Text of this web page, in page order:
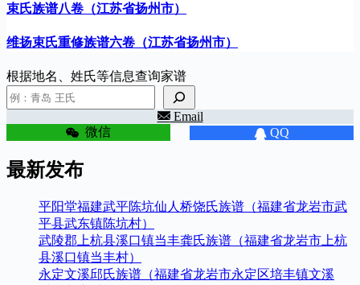
束氏族谱八卷（江苏省扬州市）
维扬束氏重修族谱六卷（江苏省扬州市）
根据地名、姓氏等信息查询家谱
Email
微信 QQ
最新发布
平阳堂福建武平陈坑仙人桥饶氏族谱（福建省龙岩市武
平县武东镇陈坑村）
武陵郡上杭县溪口镇当丰龚氏族谱（福建省龙岩市上杭
县溪口镇当丰村）
永定文溪邱氏族谱（福建省龙岩市永定区培丰镇文溪